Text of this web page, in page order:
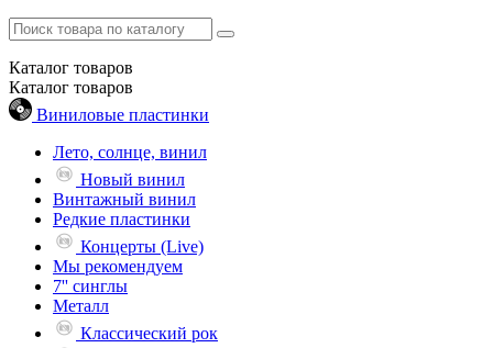
Каталог товаров
Каталог товаров
Виниловые пластинки
Лето, солнце, винил
Новый винил
Винтажный винил
Редкие пластинки
Концерты (Live)
Мы рекомендуем
7'' синглы
Металл
Классический рок